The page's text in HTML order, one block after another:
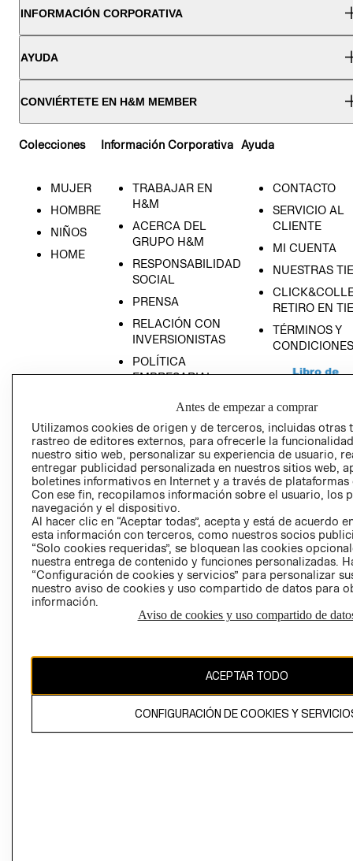
INFORMACIÓN CORPORATIVA
AYUDA
CONVIÉRTETE EN H&M MEMBER
Colecciones
MUJER
HOMBRE
NIÑOS
HOME
Información Corporativa
TRABAJAR EN
H&M
ACERCA DEL
GRUPO H&M
RESPONSABILIDAD
SOCIAL
PRENSA
RELACIÓN CON
INVERSIONISTAS
POLÍTICA
EMPRESARIAL
Ayuda
CONTACTO
SERVICIO AL
CLIENTE
MI CUENTA
NUESTRAS
RETIRO EN
TÉRMINOS Y
CONDICIONES
AVISO DE
PRIVACIDAD
GIFT CARD
El contenido de esta página web está protegido por copyright y es
propiedad de H&M Hennes & Mauritz AB
Antes de empezar a comprar
Utilizamos cookies de origen y de terceros, incluidas otras
rastreo de editores externos, para ofrecerle la
nuestro sitio web, personalizar su experiencia de usuario,
entregar publicidad personalizada en nuestros sitios web,
boletines informativos en Internet y a través de plataformas
Con ese fin, recopilamos información sobre el usuario, los
navegación y el dispositivo.
Al hacer clic en “Aceptar todas”, acepta y está de acuerdo
esta información con terceros, como nuestros socios
“Solo cookies requeridas”, se bloquean las cookies
nuestra entrega de contenido y funciones personalizadas.
“Configuración de cookies y servicios” para personalizar
nuestro aviso de cookies y uso compartido de datos para
información.
Aviso de cookies y uso compartido de
ACEPTAR TODO
CONFIGURACIÓN DE COOKIES Y